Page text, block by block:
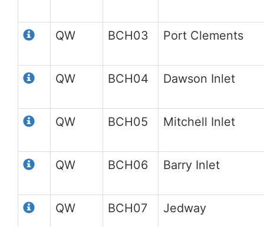
QW BCH03 Port Clements
QW BCH04 Dawson Inlet
QW BCH05 Mitchell Inlet
QW BCH06 Barry Inlet
QW BCH07 Jedway